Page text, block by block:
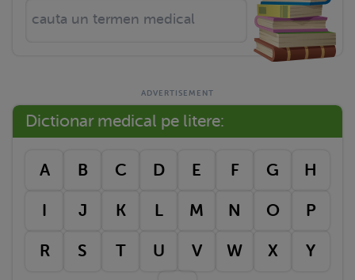
Dictionar medical pe litere:
A B C D E F G H
I J K L M N O P
R S T U V W X Y